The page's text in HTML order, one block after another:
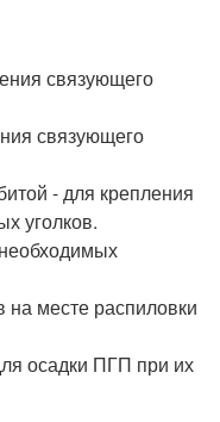
связующего
связующего
- для крепления
уголков.
на месте распиловки
осадки ПГП при их